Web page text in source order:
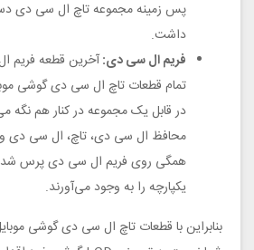
پس زمینه مجموعه تاچ ال سی دی
داشت.
فریم ال سی دی:آخرین قطعه فریم
تمام قطعات تاچ ال سی دی گوشی
در قابل یک مجموعه در کنار هم نگه
محافظ ال سی دی، تاچ، ال سی دی و
همگی روی فریم ال سی دی پرس
یکپارچه را به وجود می‌آورند.
بنابراین با قطعات تاچ ال سی دی گوشی